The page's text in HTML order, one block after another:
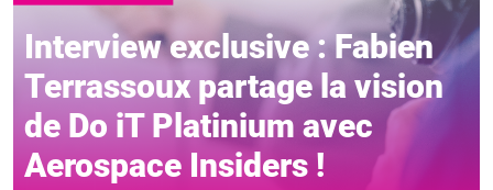
Interview exclusive : Fabien
Terrassoux partage la vision
de Do iT Platinium avec
Aerospace Insiders !